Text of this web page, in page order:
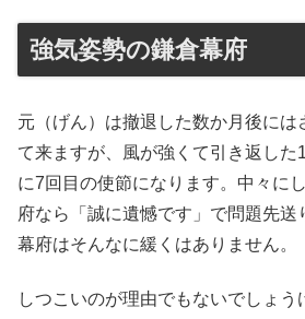
強気姿勢の鎌倉幕府
元（げん）は撤退した数か月後には
て来ますが、風が強くて引き返した
に7回目の使節になります。中々に
府なら「誠に遺憾です」で問題先送
幕府はそんなに緩くはありません。
しつこいのが理由でもないでしょう